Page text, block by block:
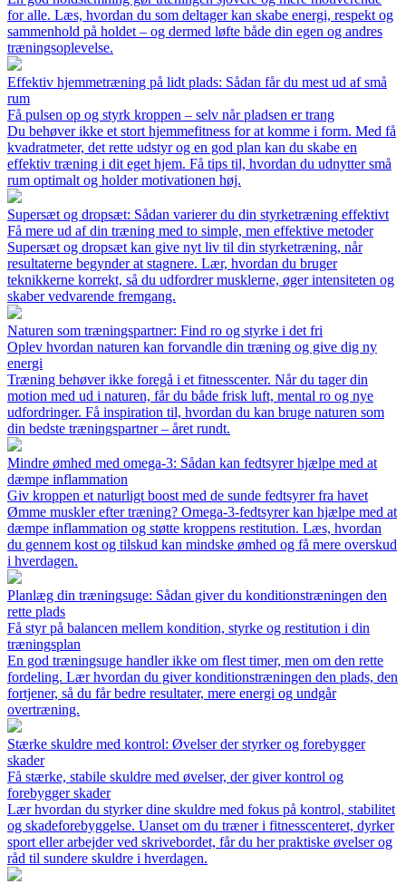
for alle. Læs, hvordan du som deltager kan skabe energi, respekt og
sammenhold på holdet – og dermed løfte både din egen og andres
træningsoplevelse.
Effektiv hjemmetræning på lidt plads: Sådan får du mest ud af små
rum
Få pulsen op og styrk kroppen – selv når pladsen er trang
Du behøver ikke et stort hjemmefitness for at komme i form. Med få
kvadratmeter, det rette udstyr og en god plan kan du skabe en
effektiv træning i dit eget hjem. Få tips til, hvordan du udnytter små
rum optimalt og holder motivationen høj.
Supersæt og dropsæt: Sådan varierer du din styrketræning effektivt
Få mere ud af din træning med to simple, men effektive metoder
Supersæt og dropsæt kan give nyt liv til din styrketræning, når
resultaterne begynder at stagnere. Lær, hvordan du bruger
teknikkerne korrekt, så du udfordrer musklerne, øger intensiteten og
skaber vedvarende fremgang.
Naturen som træningspartner: Find ro og styrke i det fri
Oplev hvordan naturen kan forvandle din træning og give dig ny
energi
Træning behøver ikke foregå i et fitnesscenter. Når du tager din
motion med ud i naturen, får du både frisk luft, mental ro og nye
udfordringer. Få inspiration til, hvordan du kan bruge naturen som
din bedste træningspartner – året rundt.
Mindre ømhed med omega-3: Sådan kan fedtsyrer hjælpe med at
dæmpe inflammation
Giv kroppen et naturligt boost med de sunde fedtsyrer fra havet
Ømme muskler efter træning? Omega-3-fedtsyrer kan hjælpe med at
dæmpe inflammation og støtte kroppens restitution. Læs, hvordan
du gennem kost og tilskud kan mindske ømhed og få mere overskud
i hverdagen.
Planlæg din træningsuge: Sådan giver du konditionstræningen den
rette plads
Få styr på balancen mellem kondition, styrke og restitution i din
træningsplan
En god træningsuge handler ikke om flest timer, men om den rette
fordeling. Lær hvordan du giver konditionstræningen den plads, den
fortjener, så du får bedre resultater, mere energi og undgår
overtræning.
Stærke skuldre med kontrol: Øvelser der styrker og forebygger
skader
Få stærke, stabile skuldre med øvelser, der giver kontrol og
forebygger skader
Lær hvordan du styrker dine skuldre med fokus på kontrol, stabilitet
og skadeforebyggelse. Uanset om du træner i fitnesscenteret, dyrker
sport eller arbejder ved skrivebordet, får du her praktiske øvelser og
råd til sundere skuldre i hverdagen.